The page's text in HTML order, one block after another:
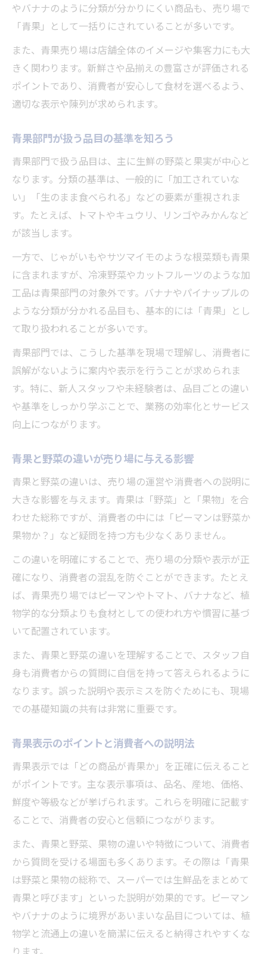
やバナナのように分類が分かりにくい商品も、売り場で
「青果」として一括りにされていることが多いです。
また、青果売り場は店舗全体のイメージや集客力にも大
きく関わります。新鮮さや品揃えの豊富さが評価される
ポイントであり、消費者が安心して食材を選べるよう、
適切な表示や陳列が求められます。
青果部門が扱う品目の基準を知ろう
青果部門で扱う品目は、主に生鮮の野菜と果実が中心と
なります。分類の基準は、一般的に「加工されていな
い」「生のまま食べられる」などの要素が重視されま
す。たとえば、トマトやキュウリ、リンゴやみかんなど
が該当します。
一方で、じゃがいもやサツマイモのような根菜類も青果
に含まれますが、冷凍野菜やカットフルーツのような加
工品は青果部門の対象外です。バナナやパイナップルの
ような分類が分かれる品目も、基本的には「青果」とし
て取り扱われることが多いです。
青果部門では、こうした基準を現場で理解し、消費者に
誤解がないように案内や表示を行うことが求められま
す。特に、新人スタッフや未経験者は、品目ごとの違い
や基準をしっかり学ぶことで、業務の効率化とサービス
向上につながります。
青果と野菜の違いが売り場に与える影響
青果と野菜の違いは、売り場の運営や消費者への説明に
大きな影響を与えます。青果は「野菜」と「果物」を合
わせた総称ですが、消費者の中には「ピーマンは野菜か
果物か？」など疑問を持つ方も少なくありません。
この違いを明確にすることで、売り場の分類や表示が正
確になり、消費者の混乱を防ぐことができます。たとえ
ば、青果売り場ではピーマンやトマト、バナナなど、植
物学的な分類よりも食材としての使われ方や慣習に基づ
いて配置されています。
また、青果と野菜の違いを理解することで、スタッフ自
身も消費者からの質問に自信を持って答えられるように
なります。誤った説明や表示ミスを防ぐためにも、現場
での基礎知識の共有は非常に重要です。
青果表示のポイントと消費者への説明法
青果表示では「どの商品が青果か」を正確に伝えること
がポイントです。主な表示事項は、品名、産地、価格、
鮮度や等級などが挙げられます。これらを明確に記載す
ることで、消費者の安心と信頼につながります。
また、青果と野菜、果物の違いや特徴について、消費者
から質問を受ける場面も多くあります。その際は「青果
は野菜と果物の総称で、スーパーでは生鮮品をまとめて
青果と呼びます」といった説明が効果的です。ピーマン
やバナナのように境界があいまいな品目については、植
物学と流通上の違いを簡潔に伝えると納得されやすくな